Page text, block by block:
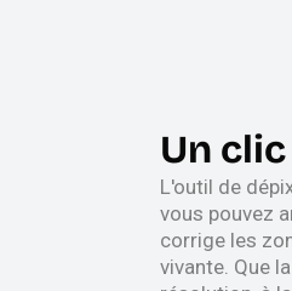
Un
L'outil de
vous pouvez
corrige les
vivante. Que